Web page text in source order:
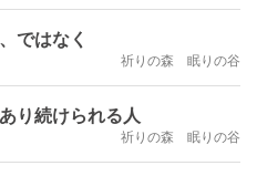
ではなく
祈りの森 眠りの谷
り続けられる人
祈りの森 眠りの谷